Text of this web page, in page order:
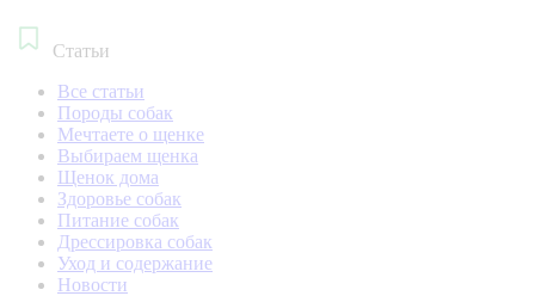
Статьи
Все статьи
Породы собак
Мечтаете о щенке
Выбираем щенка
Щенок дома
Здоровье собак
Питание собак
Дрессировка собак
Уход и содержание
Новости